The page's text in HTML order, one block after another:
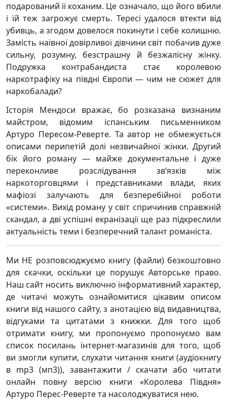
подарований її коханим. Це означало, що його вбили
і їй теж загрожує смерть. Тересі удалося втекти від
убивць, а згодом довелося покинути і себе колишню.
Замість наївної довірливої дівчини світ побачив дуже
сильну, розумну, безстрашну й безжалісну жінку.
Подружка контрабандиста стає королевою
наркотрафіку на півдні Європи — чим не сюжет для
наркобалади?
Історія Мендоси вражає, бо розказана визнаним
майстром, відомим іспанським письменником
Артуро Пересом-Реверте. Та автор не обмежує­ться
описами перипетій долі незвичайної жінки. Другий
бік його роману — майже документальне і дуже
переконливе розслідування зв’язків між
наркоторговцями і представниками влади, яких
мафіозі залучають для безперебійної роботи
«системи». Вихід роману у світ спричинив справжній
скандал, а дві успішні екранізації ще раз підкреслили
актуальність теми і безперечний талант романіста.
Ми НЕ розповсюджуємо книгу (файли) безкоштовно
для скачки, оскільки це порушує Авторське право.
Наш сайт носить виключно інформативний характер,
де читачі можуть ознайомитися цікавим описом
книги від нашого сайту, з анотацією від видавництва,
відгуками та цитатами з книжки. Для того щоб
отримати книгу, ми пропонуємо пропонуємо вам
список посилань інтернет-магазинів для того, щоб
ви змогли купити, слухати читання книги (аудіокнигу
в mp3 (мп3)), завантажити / скачати або читати
онлайн повну версію книги «Королева Півдня»
Артуро Перес-Реверте та насолоджуватися нею.